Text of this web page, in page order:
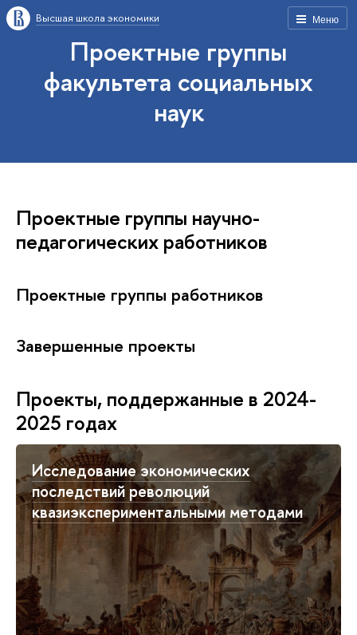
Меню
Высшая школа экономики
Проектные группы
факультета социальных
наук
Проектные группы научно-
педагогических работников
Проектные группы работников
Завершенные проекты
Проекты, поддержанные в 2024-
2025 годах
Исследование экономических
последствий революций
квазиэкспериментальными методами